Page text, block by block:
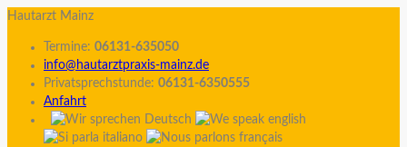
Hautarzt Mainz
Termine: 06131-635050
info@hautarztpraxis-mainz.de
Privatsprechstunde: 06131-6350555
Anfahrt